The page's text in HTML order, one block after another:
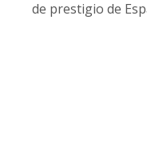
de prestigio de